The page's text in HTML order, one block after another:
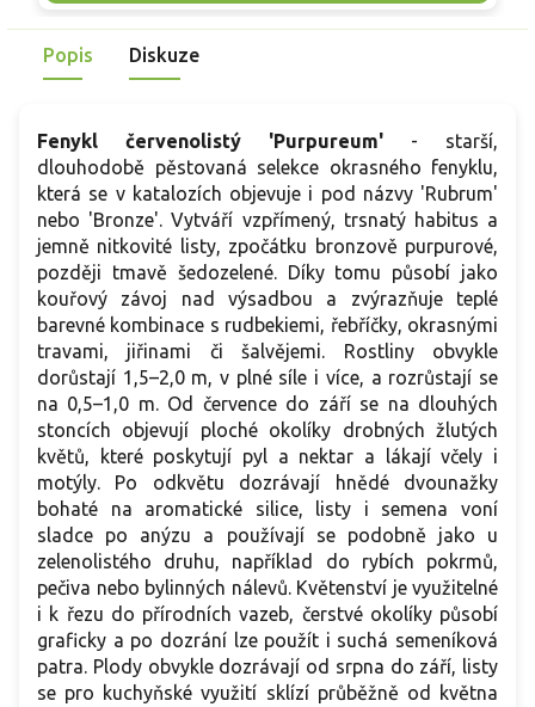
skvělou volbu pro každého pěstitele.
Popis Diskuze
Fenykl červenolistý 'Purpureum' - starší,
dlouhodobě pěstovaná selekce okrasného fenyklu,
která se v katalozích objevuje i pod názvy 'Rubrum'
nebo 'Bronze'. Vytváří vzpřímený, trsnatý habitus a
jemně nitkovité listy, zpočátku bronzově purpurové,
později tmavě šedozelené. Díky tomu působí jako
kouřový závoj nad výsadbou a zvýrazňuje teplé
barevné kombinace s rudbekiemi, řebříčky, okrasnými
travami, jiřinami či šalvějemi. Rostliny obvykle
dorůstají 1,5–2,0 m, v plné síle i více, a rozrůstají se
na 0,5–1,0 m. Od července do září se na dlouhých
stoncích objevují ploché okolíky drobných žlutých
květů, které poskytují pyl a nektar a lákají včely i
motýly. Po odkvětu dozrávají hnědé dvounažky
bohaté na aromatické silice, listy i semena voní
sladce po anýzu a používají se podobně jako u
zelenolistého druhu, například do rybích pokrmů,
pečiva nebo bylinných nálevů. Květenství je využitelné
i k řezu do přírodních vazeb, čerstvé okolíky působí
graficky a po dozrání lze použít i suchá semeníková
patra. Plody obvykle dozrávají od srpna do září, listy
se pro kuchyňské využití sklízí průběžně od května